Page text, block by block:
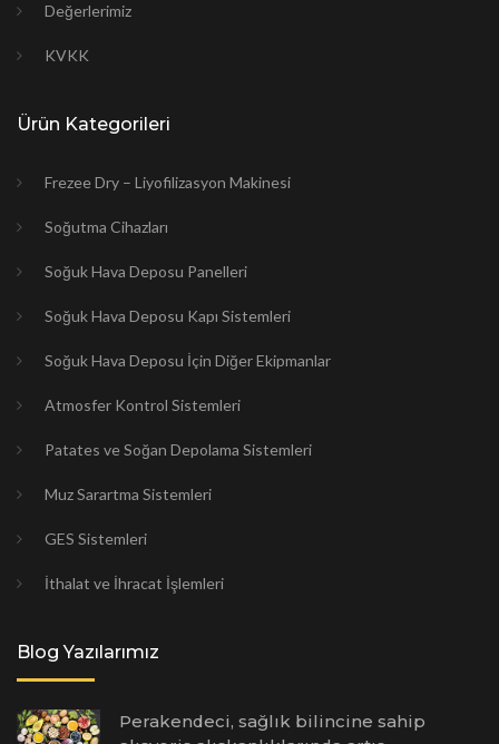
Değerlerimiz
KVKK
Ürün Kategorileri
Frezee Dry – Liyofilizasyon Makinesi
Soğutma Cihazları
Soğuk Hava Deposu Panelleri
Soğuk Hava Deposu Kapı Sistemleri
Soğuk Hava Deposu İçin Diğer Ekipmanlar
Atmosfer Kontrol Sistemleri
Patates ve Soğan Depolama Sistemleri
Muz Sarartma Sistemleri
GES Sistemleri
İthalat ve İhracat İşlemleri
Blog Yazılarımız
Perakendeci, sağlık bilincine sahip